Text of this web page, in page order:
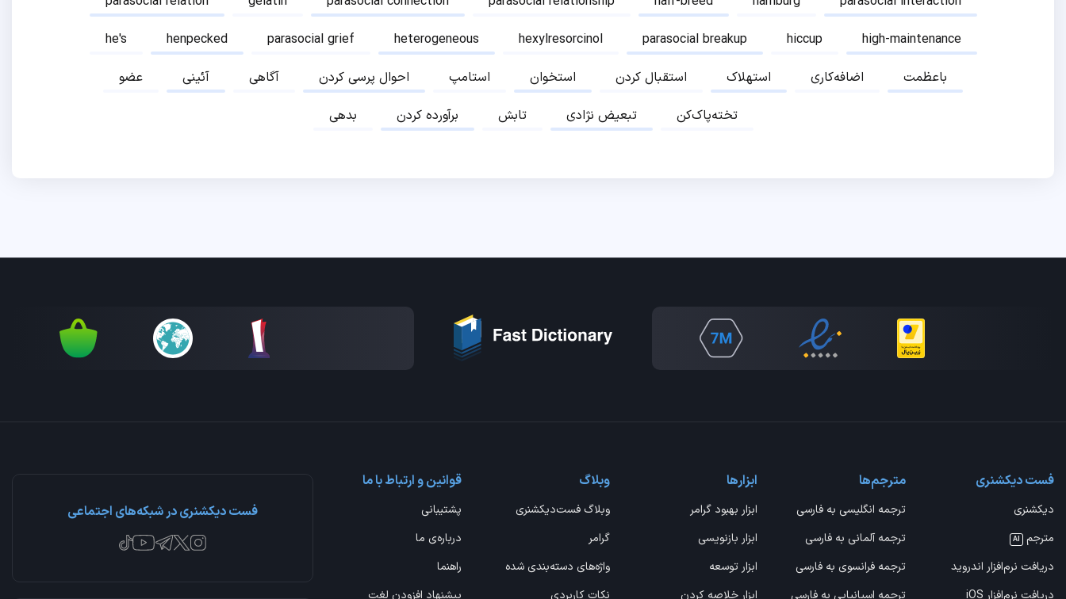
he's
henpecked parasocial grief heterogeneous hexylresorcinol parasocial breakup hiccup
high-maintenance
عضو
آئینی آگاهی احوال پرسی کردن استامپ استخوان استقبال کردن استهلاک اضافه‌کاری
باعظمت
بدهی
برآورده کردن تابش تبعیض نژادی تخته‌پاک‌کن
فست دیکشنری
دیکشنری
مترجم
AI
دریافت نرم‌افزار اندروید
دریافت نرم‌افزار iOS
مترجم‌ها
ترجمه انگلیسی به فارسی
ترجمه آلمانی به فارسی
ترجمه فرانسوی به فارسی
ترجمه اسپانیایی به فارسی
ابزارها
ابزار بهبود گرامر
ابزار بازنویسی
ابزار توسعه
ابزار خلاصه کردن
وبلاگ
وبلاگ فست‌دیکشنری
گرامر
واژه‌های دسته‌بندی شده
نکات کاربردی
قوانین و ارتباط با ما
پشتیبانی
درباره‌ی ما
راهنما
پیشنهاد افزودن لغت
فست دیکشنری در شبکه‌های اجتماعی